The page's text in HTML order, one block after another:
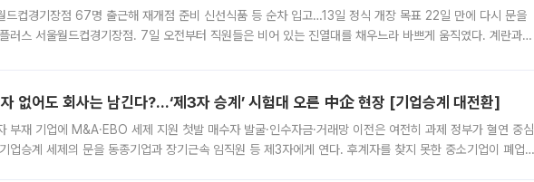
드컵경기장점 67명 출근해 재개점 준비 신선식품 등 순차 입고…13일 정식 개장 목표 22일 만에 다시 문을
러스 서울월드컵경기장점. 7일 오전부터 직원들은 비어 있는 진열대를 채우느라 바쁘게 움직였다. 계란과
없어도 회사는 남긴다?…‘제3자 승계’ 시험대 오른 中企 현장 [기업승계 대전환]
부재 기업에 M&A·EBO 세제 지원 첫발 매수자 발굴·인수자금·거래망 이전은 여전히 과제 정부가 혈연 중심
업승계 세제의 문을 동종기업과 장기근속 임직원 등 제3자에게 연다. 후계자를 찾지 못한 중소기업이 폐업